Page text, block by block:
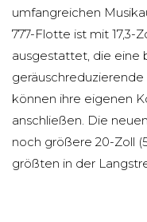
umfangreichen
777-Flotte ist mit 17,3-
ausgestattet, die eine
können ihre eigenen
anschließen. Die
noch größere 20-Zoll
größten in der